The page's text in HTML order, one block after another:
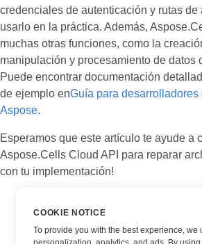
credenciales de autenticación y rutas de
usarlo en la práctica. Además,
muchas otras funciones, como la
manipulación y procesamiento de datos
Puede encontrar documentación
de ejemplo enGuía para desarrolladores
Aspose.
Esperamos que este artículo te ayude a
Aspose.Cells Cloud API para reparar
con tu implementación!
COOKIE NOTICE
To provide you with the best experience, we